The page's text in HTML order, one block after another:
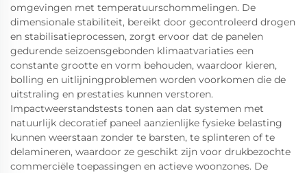
omgevingen met temperatuurschommelingen. De
dimensionale stabiliteit, bereikt door gecontroleerd drogen
en stabilisatieprocessen, zorgt ervoor dat de panelen
gedurende seizoensgebonden klimaatvariaties een
constante grootte en vorm behouden, waardoor kieren,
bolling en uitlijningproblemen worden voorkomen die de
uitstraling en prestaties kunnen verstoren.
Impactweerstandstests tonen aan dat systemen met
natuurlijk decoratief paneel aanzienlijke fysieke belasting
kunnen weerstaan zonder te barsten, te splinteren of te
delamineren, waardoor ze geschikt zijn voor drukbezochte
commerciële toepassingen en actieve woonzones. De